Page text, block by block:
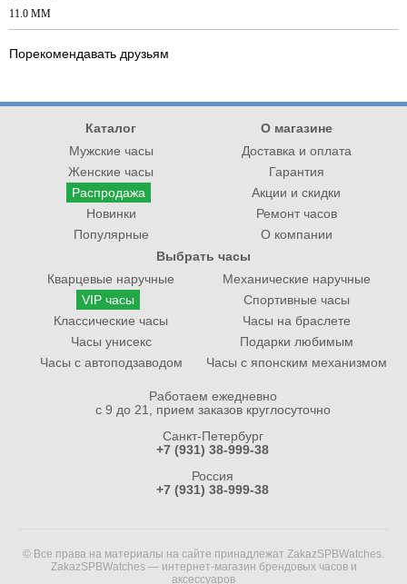
11.0 ММ
Порекомендавать друзьям
Выбрать часы
Работаем ежедневно
с 9 до 21, прием заказов круглосуточно
Санкт-Петербург
+7 (931) 38-999-38
Россия
+7 (931) 38-999-38
Каталог О магазине
Кварцевые наручные
VIP часы
Классические часы
Часы унисекс
Часы с автоподзаводом
Доставка и оплата
Гарантия
Акции и скидки
Ремонт часов
О компании
Мужские часы
Женские часы
Распродажа
Новинки
Популярные
Механические наручные
Спортивные часы
Часы на браслете
Подарки любимым
Часы с японским механизмом
© Все права на материалы на сайте принадлежат ZakazSPBWatches.
ZakazSPBWatches — интернет-магазин брендовых часов и
аксессуаров